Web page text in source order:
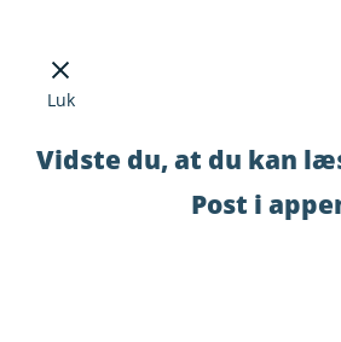
Luk
Vidste du, at du kan
Post i